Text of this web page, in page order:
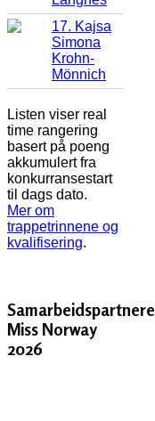
17. Kajsa
Simona
Krohn-
Mönnich
Listen viser real
time rangering
basert på poeng
akkumulert fra
konkurransestart
til dags dato.
Mer om
trappetrinnene og
kvalifisering.
Samarbeidspartnere
Miss Norway
2026